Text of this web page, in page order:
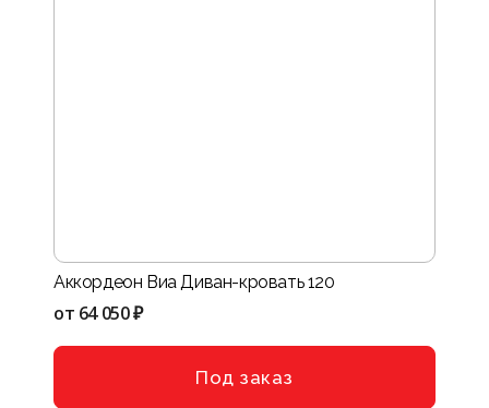
Аккордеон Виа Диван-кровать 120
от 64 050 ₽
Под заказ